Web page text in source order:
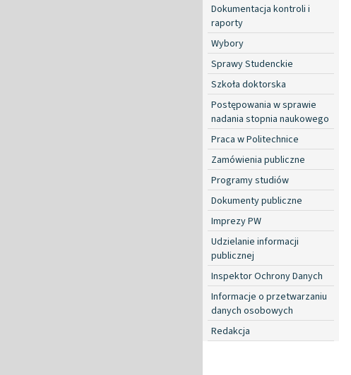
Dokumentacja kontroli i
raporty
Wybory
Sprawy Studenckie
Szkoła doktorska
Postępowania w sprawie
nadania stopnia naukowego
Praca w Politechnice
Zamówienia publiczne
Programy studiów
Dokumenty publiczne
Imprezy PW
Udzielanie informacji
publicznej
Inspektor Ochrony Danych
Informacje o przetwarzaniu
danych osobowych
Redakcja